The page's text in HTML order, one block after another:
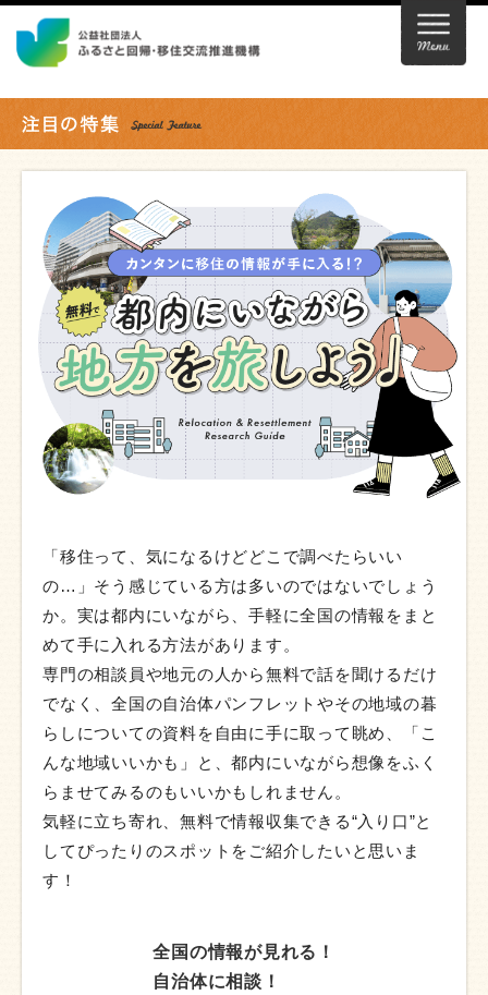
「移住って、気になるけどどこで調べたらいい
の…」そう感じている方は多いのではないでしょう
か。実は都内にいながら、手軽に全国の情報をまと
めて手に入れる方法があります。
専門の相談員や地元の人から無料で話を聞けるだけ
でなく、全国の自治体パンフレットやその地域の暮
らしについての資料を自由に手に取って眺め、「こ
んな地域いいかも」と、都内にいながら想像をふく
らませてみるのもいいかもしれません。
気軽に立ち寄れ、無料で情報収集できる“入り口”と
してぴったりのスポットをご紹介したいと思いま
す！
全国の情報が見れる！
自治体に相談！